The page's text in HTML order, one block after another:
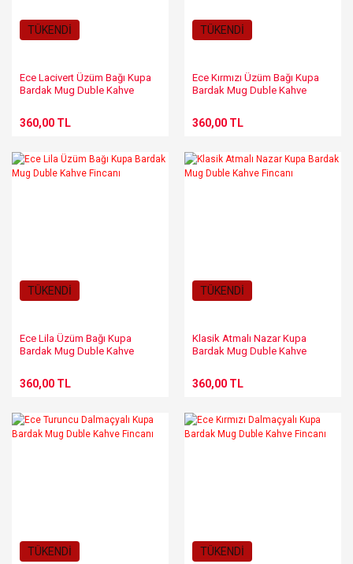
TÜKENDİ
Ece Lacivert Üzüm Bağı Kupa
Bardak Mug Duble Kahve
360,00 TL
TÜKENDİ
Ece Kırmızı Üzüm Bağı Kupa
Bardak Mug Duble Kahve
360,00 TL
TÜKENDİ
Ece Lila Üzüm Bağı Kupa
Bardak Mug Duble Kahve
360,00 TL
TÜKENDİ
Klasik Atmalı Nazar Kupa
Bardak Mug Duble Kahve
360,00 TL
TÜKENDİ TÜKENDİ